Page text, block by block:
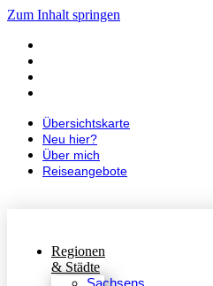
Zum Inhalt springen
Übersichtskarte
Neu hier?
Über mich
Reiseangebote
Regionen
& Städte
Sachsens